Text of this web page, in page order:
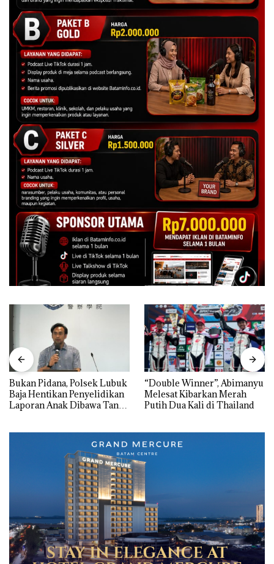
Bukan Pidana, Polsek Lubuk
Baja Hentikan Penyelidikan
Laporan Anak Dibawa Tanpa
“Double Winner”, Abimanyu
Melesat Kibarkan Merah
Putih Dua Kali di Thailand